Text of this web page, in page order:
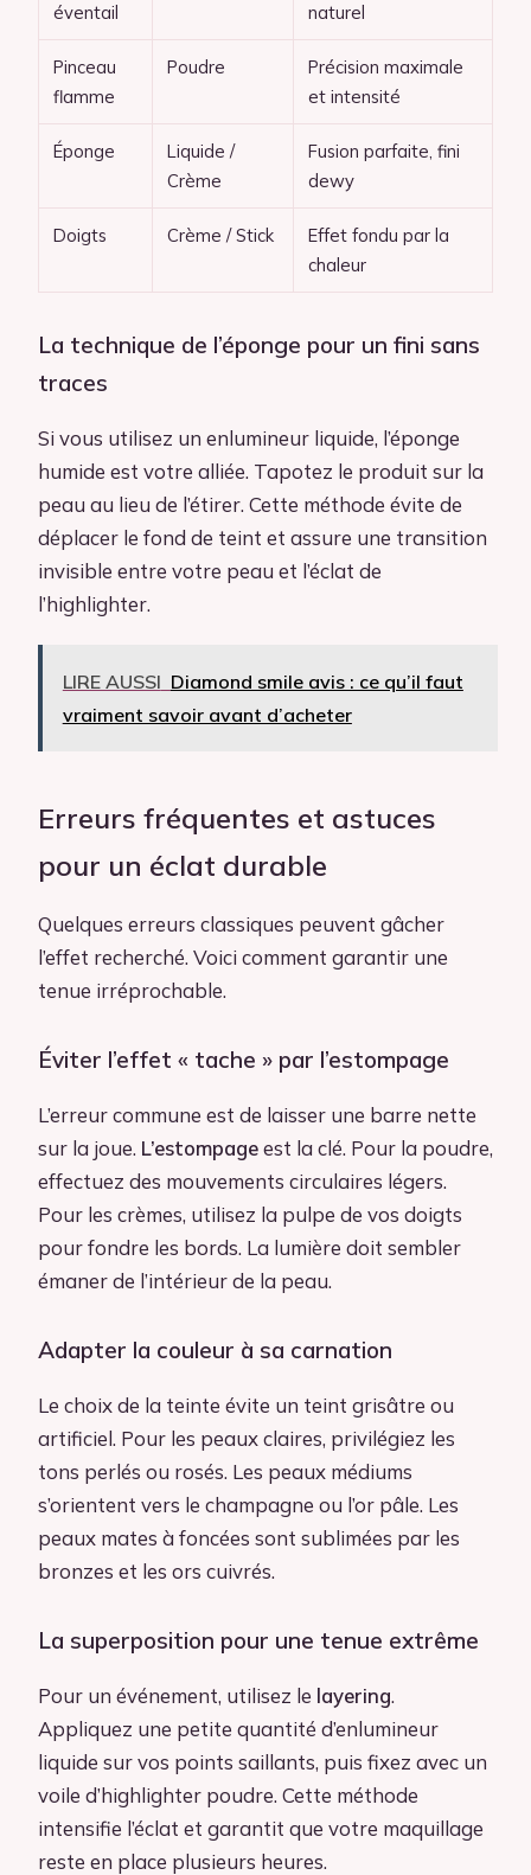
éventail naturel
Pinceau
flamme
Poudre
Précision maximale
et intensité
Éponge
Liquide /
Crème
Fusion parfaite, fini
dewy
Doigts Crème / Stick
Effet fondu par la
chaleur
La technique de l’éponge pour un fini sans
traces
Si vous utilisez un enlumineur liquide, l’éponge
humide est votre alliée. Tapotez le produit sur la
peau au lieu de l’étirer. Cette méthode évite de
déplacer le fond de teint et assure une transition
invisible entre votre peau et l’éclat de
l’highlighter.
LIRE AUSSI Diamond smile avis : ce qu’il faut
vraiment savoir avant d’acheter
Erreurs fréquentes et astuces
pour un éclat durable
Quelques erreurs classiques peuvent gâcher
l’effet recherché. Voici comment garantir une
tenue irréprochable.
Éviter l’effet « tache » par l’estompage
L’erreur commune est de laisser une barre nette
sur la joue. L’estompageest la clé. Pour la poudre,
effectuez des mouvements circulaires légers.
Pour les crèmes, utilisez la pulpe de vos doigts
pour fondre les bords. La lumière doit sembler
émaner de l’intérieur de la peau.
Adapter la couleur à sa carnation
Le choix de la teinte évite un teint grisâtre ou
artificiel. Pour les peaux claires, privilégiez les
tons perlés ou rosés. Les peaux médiums
s’orientent vers le champagne ou l’or pâle. Les
peaux mates à foncées sont sublimées par les
bronzes et les ors cuivrés.
La superposition pour une tenue extrême
Pour un événement, utilisez le layering.
Appliquez une petite quantité d’enlumineur
liquide sur vos points saillants, puis fixez avec un
voile d’highlighter poudre. Cette méthode
intensifie l’éclat et garantit que votre maquillage
reste en place plusieurs heures.